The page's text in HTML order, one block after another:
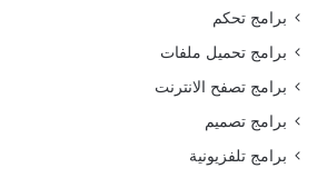
برامج تحكم
برامج تحميل ملفات
برامج تصفح الانترنت
برامج تصميم
برامج تلفزيونية